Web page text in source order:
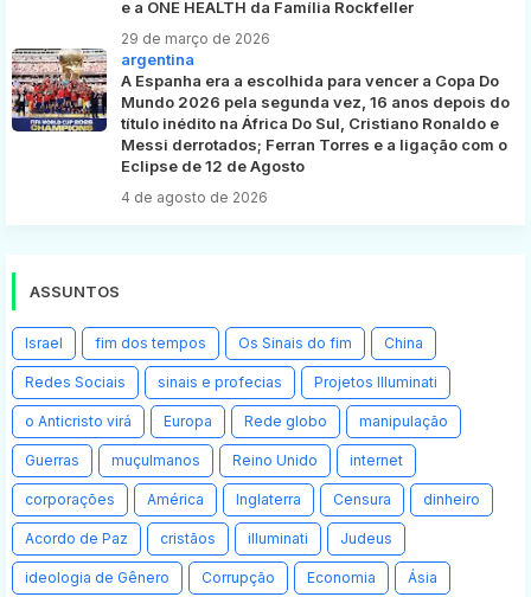
e a ONE HEALTH da Família Rockfeller
29 de março de 2026
argentina
A Espanha era a escolhida para vencer a Copa Do
Mundo 2026 pela segunda vez, 16 anos depois do
título inédito na África Do Sul, Cristiano Ronaldo e
Messi derrotados; Ferran Torres e a ligação com o
Eclipse de 12 de Agosto
4 de agosto de 2026
ASSUNTOS
Israel fim dos tempos Os Sinais do fim China
Redes Sociais sinais e profecias Projetos Illuminati
o Anticristo virá Europa Rede globo manipulação
Guerras muçulmanos Reino Unido internet
corporações América Inglaterra Censura dinheiro
Acordo de Paz cristãos illuminati Judeus
ideologia de Gênero Corrupção Economia Ásia